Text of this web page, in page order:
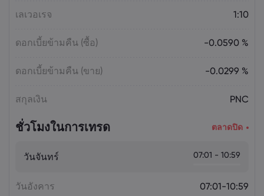
Emma Rose
Overheating, U.S. Trade Policy Risk
เลเวอเรจ 1:10
ดอกเบี้ยข้ามคืน (ซื้อ) -0.0590 %
ดอกเบี้ยข้ามคืน (ขาย) -0.0299 %
สกุลเงิน PNC
ชั่วโมงในการเทรด ตลาดปิด
วันจันทร์ 07:01 - 10:59
วันอังคาร 07:01-10:59